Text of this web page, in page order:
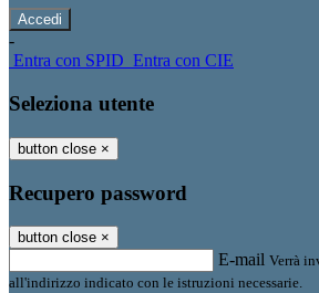
-
Entra con SPID Entra con CIE
Seleziona utente
button close ×
Recupero password
button close ×
E-mail Verrà
all'indirizzo indicato con le istruzioni necessarie.